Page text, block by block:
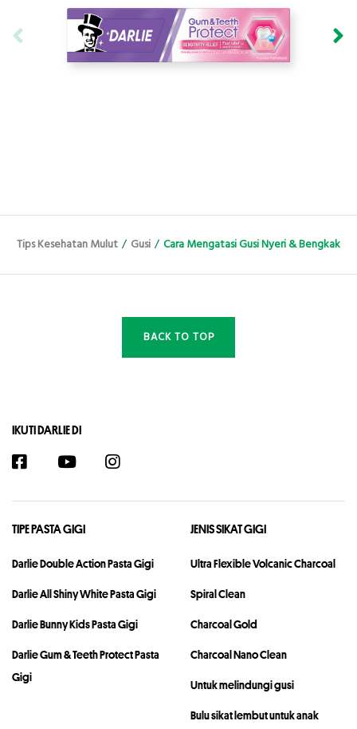
Tips Kesehatan Mulut / Gusi / Cara Mengatasi Gusi Nyeri & Bengkak
BACK TO TOP
IKUTI DARLIE DI
TIPE PASTA GIGI
Darlie Double Action Pasta Gigi
Darlie All Shiny White Pasta Gigi
Darlie Bunny Kids Pasta Gigi
Darlie Gum & Teeth Protect Pasta
Gigi
JENIS SIKAT GIGI
Ultra Flexible Volcanic Charcoal
Spiral Clean
Charcoal Gold
Charcoal Nano Clean
Untuk melindungi gusi
Bulu sikat lembut untuk anak